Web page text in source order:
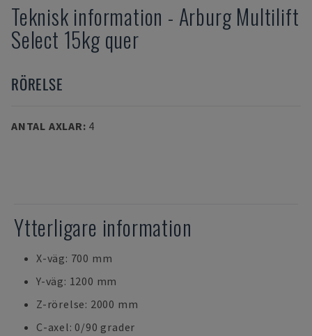
Teknisk information - ArburgMultilift
Select 15kg quer
RÖRELSE
ANTAL AXLAR: 4
Ytterligare information
X-väg: 700 mm
Y-väg: 1200 mm
Z-rörelse: 2000 mm
C-axel: 0/90 grader